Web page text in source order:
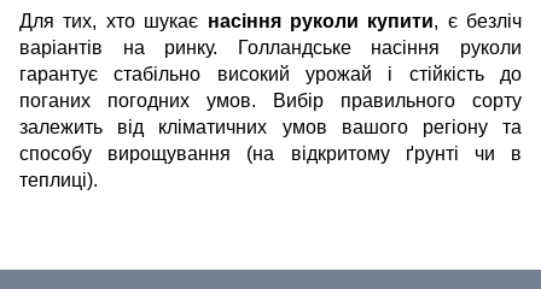
Для тих, хто шукає насіння руколи купити, є безліч
варіантів на ринку. Голландське насіння руколи
гарантує стабільно високий урожай і стійкість до
поганих погодних умов. Вибір правильного сорту
залежить від кліматичних умов вашого регіону та
способу вирощування (на відкритому ґрунті чи в
теплиці).